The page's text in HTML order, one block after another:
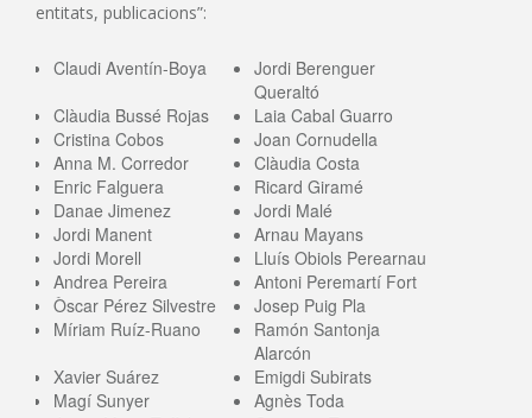
entitats, publicacions”:
Claudi Aventín-Boya
Jordi Berenguer
Queraltó
Clàudia Bussé Rojas
Laia Cabal Guarro
Cristina Cobos
Joan Cornudella
Anna M. Corredor
Clàudia Costa
Enric Falguera
Ricard Giramé
Danae Jimenez
Jordi Malé
Jordi Manent
Arnau Mayans
Jordi Morell
Lluís Obiols Perearnau
Andrea Pereira
Antoni Peremartí Fort
Òscar Pérez Silvestre
Josep Puig Pla
Míriam Ruíz-Ruano
Ramón Santonja
Alarcón
Xavier Suárez
Emigdi Subirats
Magí Sunyer
Agnès Toda